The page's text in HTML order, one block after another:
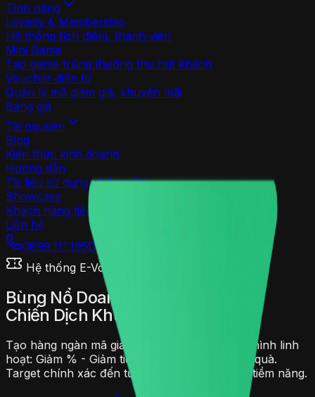
Tính năng
Loyalty & Membership
Hệ thống tích điểm, thành viên
Mini Game
Tạo game trúng thưởng thu hút khách
Voucher điện tử
Quản lý mã giảm giá, khuyến mãi
Bảng giá
Tài nguyên
Blog
Kiến thức kinh doanh
Hướng dẫn
Tài liệu sử dụng phần mềm
Showcase
Khách hàng tiêu biểu
Liên hệ
0899.111.195Dùng thử miễn phí
Hệ thống E-Voucher thông minh
Bùng Nổ Doanh Số Với
Chiến Dịch Khuyến Mãi
Tạo hàng ngàn mã giảm giá trong 1 click. Cấu hình linh
hoạt: Giảm % - Giảm tiền mặt - Đổi điểm nhận quà.
Target chính xác đến từng nhóm khách hàng tiềm năng.